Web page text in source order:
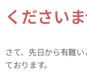
くださいま
さて、先日から有難
ております。